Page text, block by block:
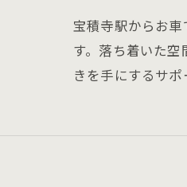
宝積寺駅からお
す。落ち着いた
きを手にするサ